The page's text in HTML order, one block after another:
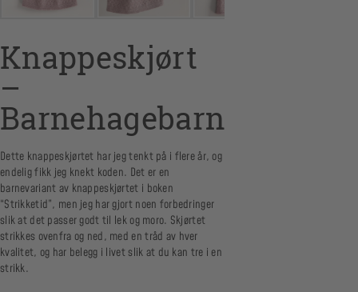
Knappeskjørt
–
Barnehagebarn
Dette knappeskjørtet har jeg tenkt på i flere år, og
endelig fikk jeg knekt koden. Det er en
barnevariant av knappeskjørtet i boken
“Strikketid”, men jeg har gjort noen forbedringer
slik at det passer godt til lek og moro. Skjørtet
strikkes ovenfra og ned, med en tråd av hver
kvalitet, og har belegg i livet slik at du kan tre i en
strikk.